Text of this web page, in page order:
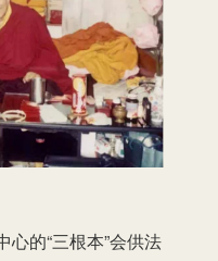
的“三根本”会供法